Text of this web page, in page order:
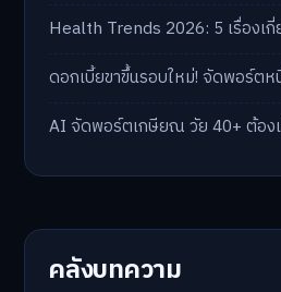
Health Trends 2026: 5 เรื่องเ
ดอกเบี้ยขาขึ้นรอบใหม่! จัดพอร์ต
AI จัดพอร์ตเกษียณ วัย 40+ ต้องเ
คลังบทความ